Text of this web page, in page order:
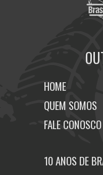
HOME
QUEM SOMOS
FALE CONOSCO
10 ANOS DE